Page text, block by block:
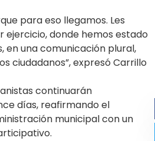
para eso llegamos. Les
donde hemos estado
en una comunicación plural,
ciudadanos”, expresó Carrillo
continuarán
días, reafirmando el
municipal con un